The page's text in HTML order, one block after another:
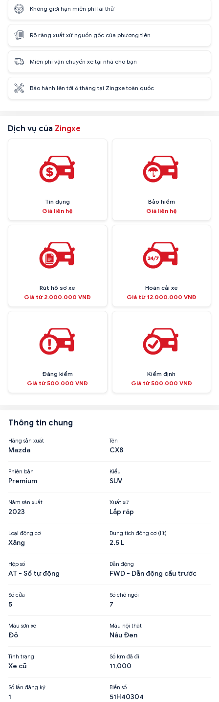
Không giới hạn miễn phí lái thử
Rõ ràng xuất xứ nguồn gốc của phương tiện
Miễn phí vận chuyển xe tại nhà cho bạn
Bảo hành lên tới 6 tháng tại Zingxe toàn quốc
Dịch vụ của Zingxe
Tín dụng
Giá liên hệ
Bảo hiểm
Giá liên hệ
Rút hồ sơ xe
Giá từ 2.000.000 VNĐ
Hoán cải xe
Giá từ 12.000.000 VNĐ
Đăng kiểm
Giá từ 500.000 VNĐ
Kiểm định
Giá từ 500.000 VNĐ
Thông tin chung
Hãng sản xuất
Mazda
Tên
CX8
Phiên bản
Premium
Kiểu
SUV
Năm sản xuất
2023
Xuất xứ
Lắp ráp
Loại động cơ
Xăng
Dung tích động cơ (lít)
2.5 L
Hộp số
AT - Số tự động
Dẫn động
FWD - Dẫn động cầu trước
Số cửa
5
Số chỗ ngồi
7
Màu sơn xe
Đỏ
Màu nội thất
Nâu Đen
Tình trạng
Xe cũ
Số km đã đi
11,000
Số lần đăng ký
1
Biển số
51H40304